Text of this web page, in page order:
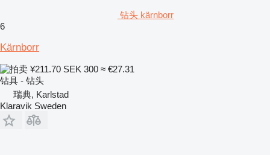
钻头 kärnborr
6
Kärnborr
¥211.70 SEK 300 ≈ €27.31
钻具 - 钻头
瑞典, Karlstad
Klaravik Sweden